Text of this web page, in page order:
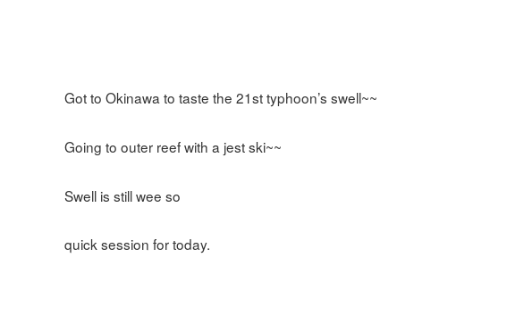
Got to Okinawa to taste the 21st typhoon’s swell~~
Going to outer reef with a jest ski~~
Swell is still wee so
quick session for today.